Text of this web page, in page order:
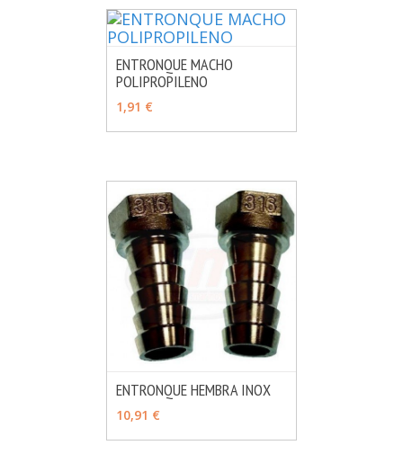
VER OPCIONES
ENTRONQUE MACHO
POLIPROPILENO
1,91 €
ENTRONQUE HEMBRA INOX
10,91 €